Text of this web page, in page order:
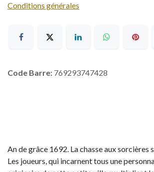
Conditions générales
Code Barre: 769293747428
An de grâce 1692. La chasse aux sorcières
Les joueurs, qui incarnent tous une